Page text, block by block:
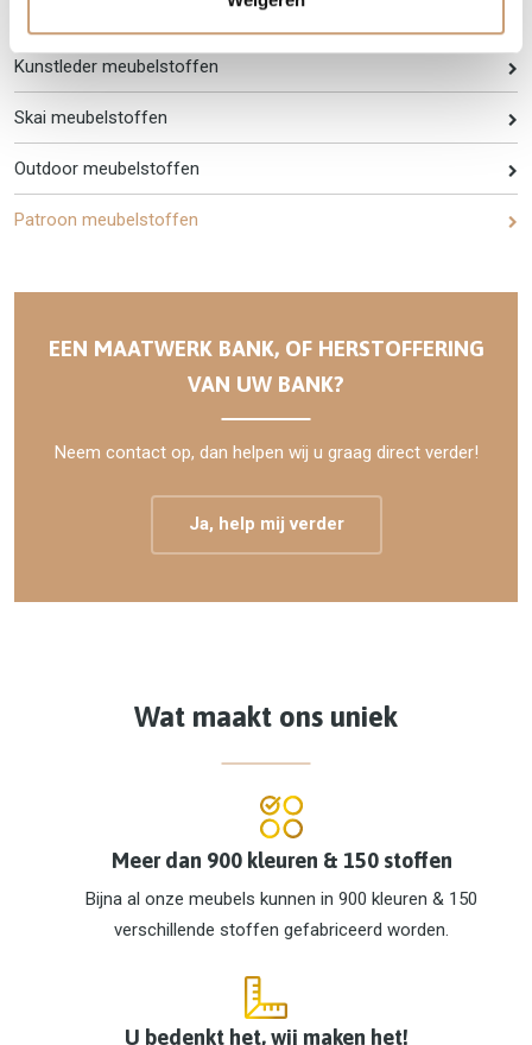
Kunstleder meubelstoffen
Skai meubelstoffen
Outdoor meubelstoffen
Patroon meubelstoffen
EEN MAATWERK BANK, OF HERSTOFFERING
VAN UW BANK?
Neem contact op, dan helpen wij u graag direct verder!
Ja, help mij verder
Wat maakt ons uniek
Meer dan 900 kleuren & 150 stoffen
Bijna al onze meubels kunnen in 900 kleuren & 150
verschillende stoffen gefabriceerd worden.
U bedenkt het, wij maken het!